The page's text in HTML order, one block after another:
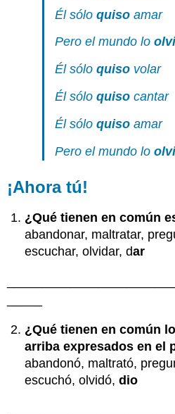
Él sóloquiso amar
Pero el mundo lo
Él sóloquiso volar
Él sóloquiso cantar
Él sóloquiso amar
Pero el mundo lo
¡Ahora tú!
¿Qué tienen en común
abandonar, maltratar,
escuchar, olvidar, dar
¿Qué tienen en común
arriba expresados en el
abandonó, maltrató,
escuchó, olvidó,dio